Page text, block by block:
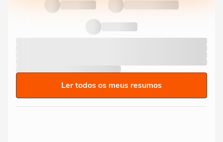
Ler todos os meus resumos